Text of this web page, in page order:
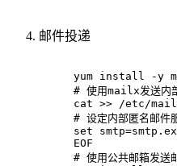
邮件投递
yum install -y
# 使用mailx发送内
cat >> /etc/
# 设定内部匿名邮件
set
EOF
# 使用公共邮箱发送